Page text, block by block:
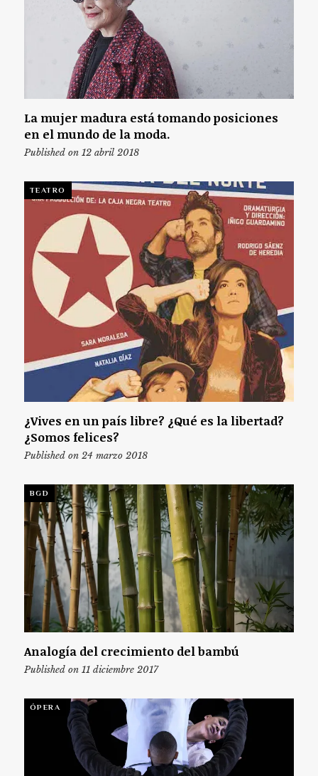
La mujer madura está tomando posiciones
en el mundo de la moda.
Published on 12 abril 2018
TEATRO
¿Vives en un país libre? ¿Qué es la libertad?
¿Somos felices?
Published on 24 marzo 2018
BGD
Analogía del crecimiento del bambú
Published on 11 diciembre 2017
ÓPERA